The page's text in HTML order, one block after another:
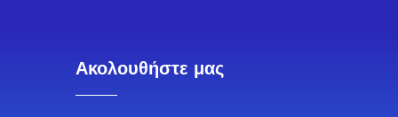
Ακολουθήστε μας